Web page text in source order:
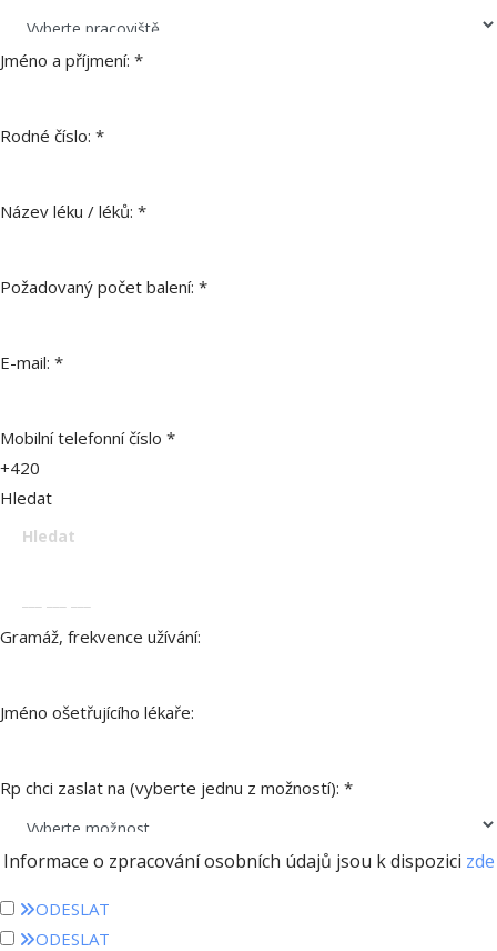
Jméno a příjmení: *
Rodné číslo: *
Název léku / léků: *
Požadovaný počet balení: *
E-mail: *
Mobilní telefonní číslo *
+420
Hledat
Gramáž, frekvence užívání:
Jméno ošetřujícího lékaře:
Rp chci zaslat na (vyberte jednu z možností): *
Informace o zpracování osobních údajů jsou k dispozici zde
ODESLAT
ODESLAT